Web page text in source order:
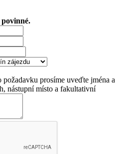
povinné.
prosíme uveďte jména a
nástupní místo a fakultativní